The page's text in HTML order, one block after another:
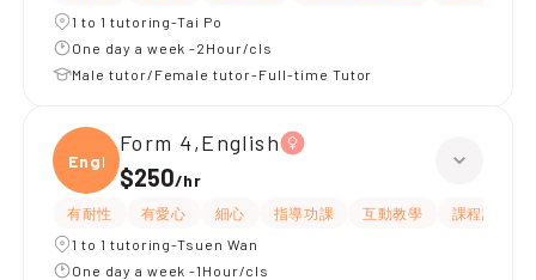
1 to 1 tutoring-Tai Po
One day a week -2Hour/cls
Male tutor/Female tutor-Full-time Tutor
Engli
Form 4,English
$250/hr
有耐性 有愛心 細心 指導功課 互動教學
課程設計
1 to 1 tutoring-Tsuen Wan
One day a week -1Hour/cls